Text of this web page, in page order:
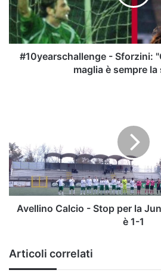
passano,
la
maglia
è
sempre
#10yearschallenge - Sforzini:
maglia è sempre
per
la
Juniores:
con
il
Picerno
Avellino Calcio - Stop per la
è 1-1
Articoli correlati